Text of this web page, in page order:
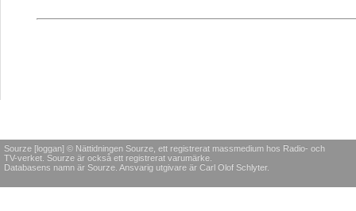
Sourze [loggan] © Nättidningen Sourze, ett registrerat massmedium hos Radio- och
TV-verket. Sourze är också ett registrerat varumärke.
Databasens namn är Sourze. Ansvarig utgivare är Carl Olof Schlyter.